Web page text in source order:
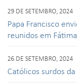
29 DE SETEMBRO, 2024
Papa Francisco
reunidos em Fátima
26 DE SETEMBRO, 2024
Católicos surdos